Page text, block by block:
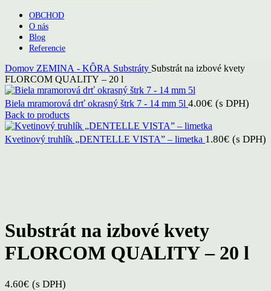
OBCHOD
O nás
Blog
Referencie
Domov ZEMINA - KÔRA Substráty Substrát na izbové kvety
FLORCOM QUALITY – 20 l
Biela mramorová drť okrasný štrk 7 - 14 mm 5l 4.00€ (s DPH)
Back to products
Kvetinový truhlík „DENTELLE VISTA” – limetka 1.80€ (s DPH)
Substrát na izbové kvety
FLORCOM QUALITY – 20 l
4.60€ (s DPH)